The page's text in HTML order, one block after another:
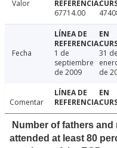
Valor
67714.00
Fecha
1 de
septiembre
de 2009
31 de
de
Comentar
Number of fathers
attended at least 80